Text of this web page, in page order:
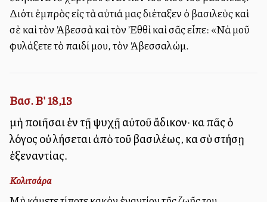
Διότι ἐμπρὸς εἰς τὰ αὐτιά μας διέταξεν ὁ βασιλεὺς καὶ
σὲ καὶ τὸν Ἀβεσσὰ καὶ τὸν Ἐθθὶ καὶ σᾶς εἶπε: «Νὰ μοῦ
φυλάξετε τὸ παιδί μου, τὸν Ἀβεσσαλώμ.
Βασ. Β' 18,13
μὴ ποιῆσαι ἐν τῇ ψυχῇ αὐτοῦ ἄδικον· καὶ πᾶς ὁ
λόγος οὐ λήσεται ἀπὸ τοῦ βασιλέως, καὶ σὺ στήσῃ
ἐξεναντίας.
Κολιτσάρα